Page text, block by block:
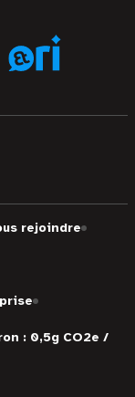
rejoindre
: 0,5g CO2e /